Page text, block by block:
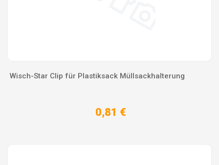
Wisch-Star Clip für Plastiksack Müllsackhalterung
0,81 €